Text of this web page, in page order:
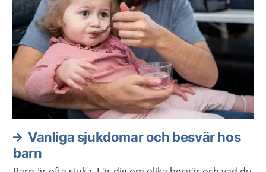
Vanliga sjukdomar och besvär hos
barn